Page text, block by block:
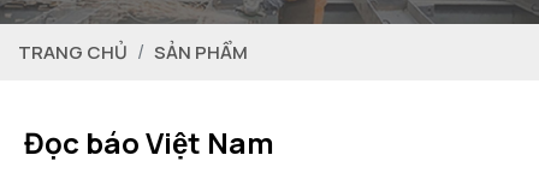
TRANG CHỦ SẢN PHẨM
Đọc báo Việt Nam